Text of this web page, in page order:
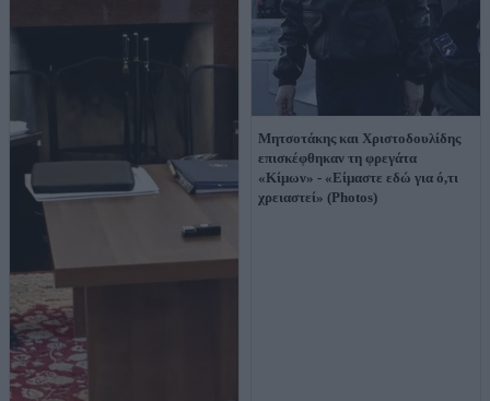
Μητσοτάκης και Χριστοδουλίδης
επισκέφθηκαν τη φρεγάτα
«Κίμων» - «Eίμαστε εδώ για ό,τι
χρειαστεί» (Photos)